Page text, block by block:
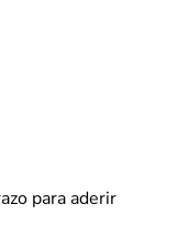
para aderir